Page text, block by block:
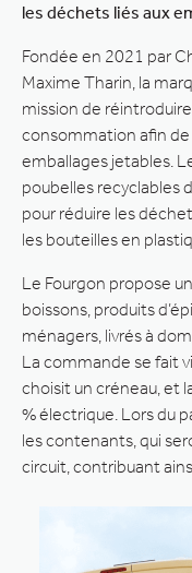
les déchets liés aux
Fondée en 2021 par
Maxime Tharin, la
mission de
consommation afin
emballages jetables.
poubelles recyclables
pour réduire les
les bouteilles en
Le Fourgon propose
boissons, produits
ménagers, livrés à
La commande se fait
choisit un créneau, et
% électrique. Lors du
les contenants, qui
circuit, contribuant